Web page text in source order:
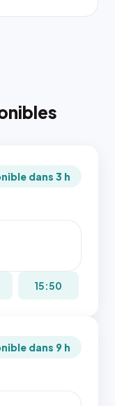
dans 3 h
15:50
dans 9 h